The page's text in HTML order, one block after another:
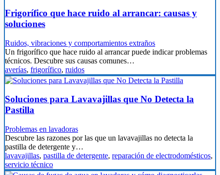
Frigorífico que hace ruido al arrancar: causas y
soluciones
Ruidos, vibraciones y comportamientos extraños
Un frigorífico que hace ruido al arrancar puede indicar problemas
técnicos. Descubre sus causas comunes…
averías, frigorífico, ruidos
Soluciones para Lavavajillas que No Detecta la
Pastilla
Problemas en lavadoras
Descubre las razones por las que un lavavajillas no detecta la
pastilla de detergente y…
lavavajillas, pastilla de detergente, reparación de electrodomésticos,
servicio técnico